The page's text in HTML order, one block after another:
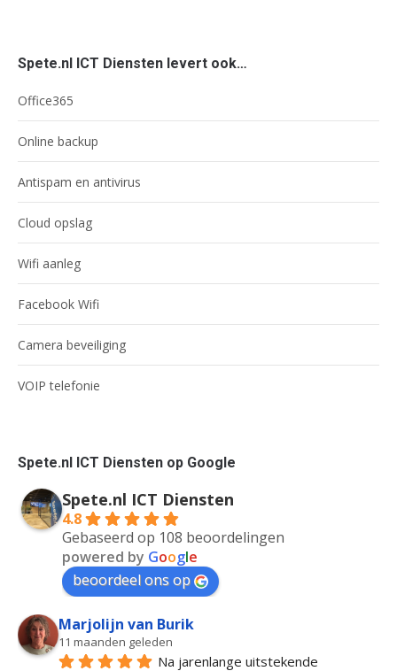
Spete.nl ICT Diensten levert ook…
Office365
Online backup
Antispam en antivirus
Cloud opslag
Wifi aanleg
Facebook Wifi
Camera beveiliging
VOIP telefonie
Spete.nl ICT Diensten op Google
Spete.nl ICT Diensten
4.8
Gebaseerd op 108 beoordelingen
powered by Google
beoordeel ons op
Marjolijn van Burik
11 maanden geleden
Na jarenlange uitstekende